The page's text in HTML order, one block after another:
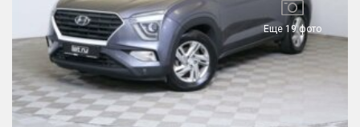
Еще 19 фото